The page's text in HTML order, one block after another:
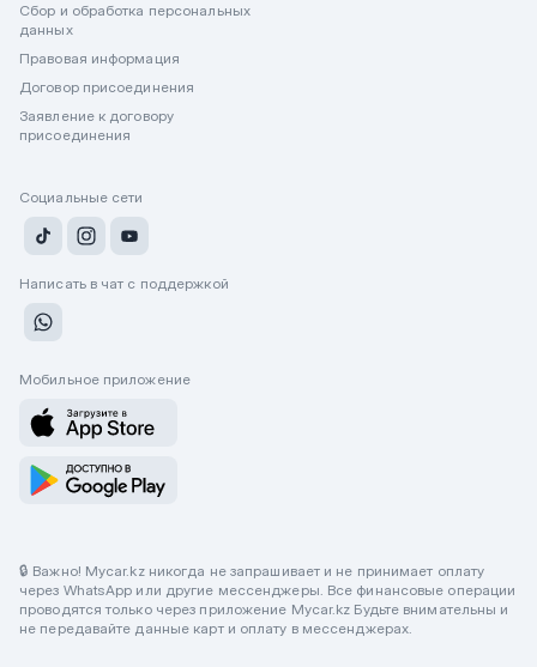
Сбор и обработка персональных
данных
Правовая информация
Договор присоединения
Заявление к договору
присоединения
Социальные сети
Написать в чат с поддержкой
Мобильное приложение
🔒 Важно! Mycar.kz никогда не запрашивает и не принимает оплату
через WhatsApp или другие мессенджеры. Все финансовые операции
проводятся только через приложение Mycar.kz Будьте внимательны и
не передавайте данные карт и оплату в мессенджерах.